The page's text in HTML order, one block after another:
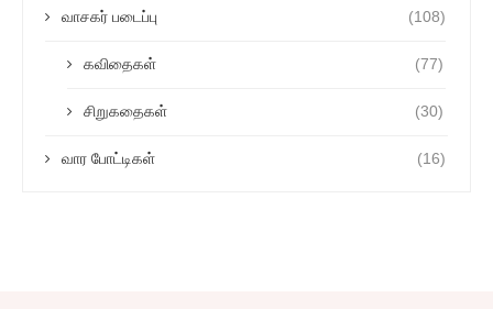
வாசகர் படைப்பு (108)
கவிதைகள் (77)
சிறுகதைகள் (30)
வார போட்டிகள் (16)